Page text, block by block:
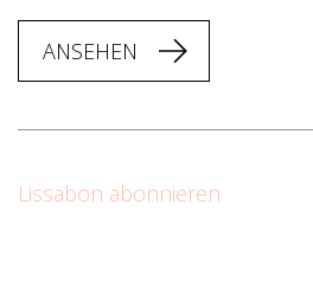
ANSEHEN
Lissabon abonnieren